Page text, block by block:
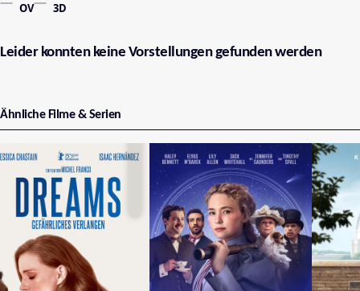
OV 3D
Leider konnten keine Vorstellungen gefunden werden
Ähnliche Filme & Serien